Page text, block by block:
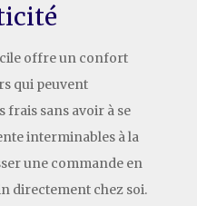
offre un confort
qui peuvent
frais sans avoir à se
interminables à la
une commande en
directement chez soi.